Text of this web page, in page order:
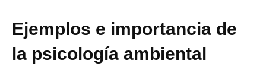
Ejemplos e importancia de
la psicología ambiental